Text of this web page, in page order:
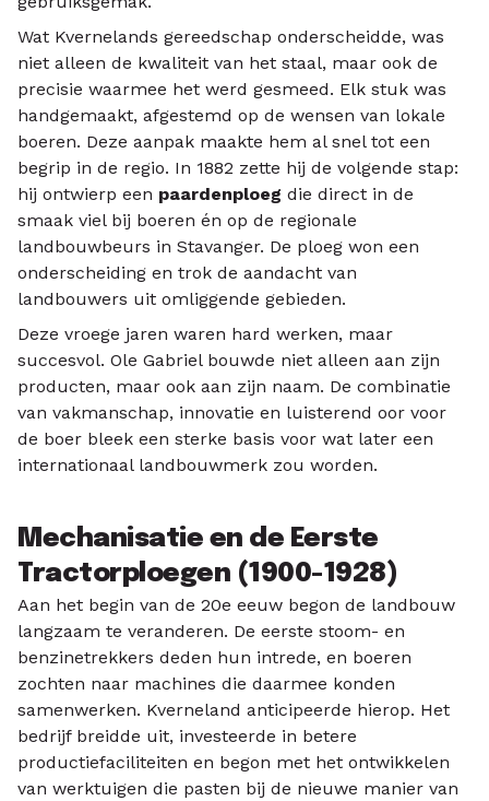
Wat Kvernelands gereedschap onderscheidde, was
niet alleen de kwaliteit van het staal, maar ook de
precisie waarmee het werd gesmeed. Elk stuk was
handgemaakt, afgestemd op de wensen van lokale
boeren. Deze aanpak maakte hem al snel tot een
begrip in de regio. In 1882 zette hij de volgende stap:
hij ontwierp een paardenploeg die direct in de
smaak viel bij boeren én op de regionale
landbouwbeurs in Stavanger. De ploeg won een
onderscheiding en trok de aandacht van
landbouwers uit omliggende gebieden.
Deze vroege jaren waren hard werken, maar
succesvol. Ole Gabriel bouwde niet alleen aan zijn
producten, maar ook aan zijn naam. De combinatie
van vakmanschap, innovatie en luisterend oor voor
de boer bleek een sterke basis voor wat later een
internationaal landbouwmerk zou worden.
Mechanisatie en de Eerste
Tractorploegen (1900-1928)
Aan het begin van de 20e eeuw begon de landbouw
langzaam te veranderen. De eerste stoom- en
benzinetrekkers deden hun intrede, en boeren
zochten naar machines die daarmee konden
samenwerken. Kverneland anticipeerde hierop. Het
bedrijf breidde uit, investeerde in betere
productiefaciliteiten en begon met het ontwikkelen
van werktuigen die pasten bij de nieuwe manier van